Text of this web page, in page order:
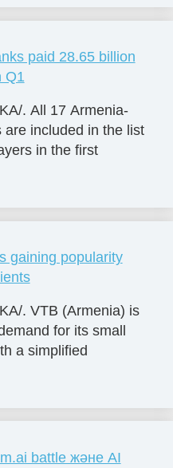
paid 28.65 billion
Q1
. All 17 Armenia-
are included in the list
in the first
gaining popularity
. VTB (Armenia) is
for its small
a simplified
battle және AI